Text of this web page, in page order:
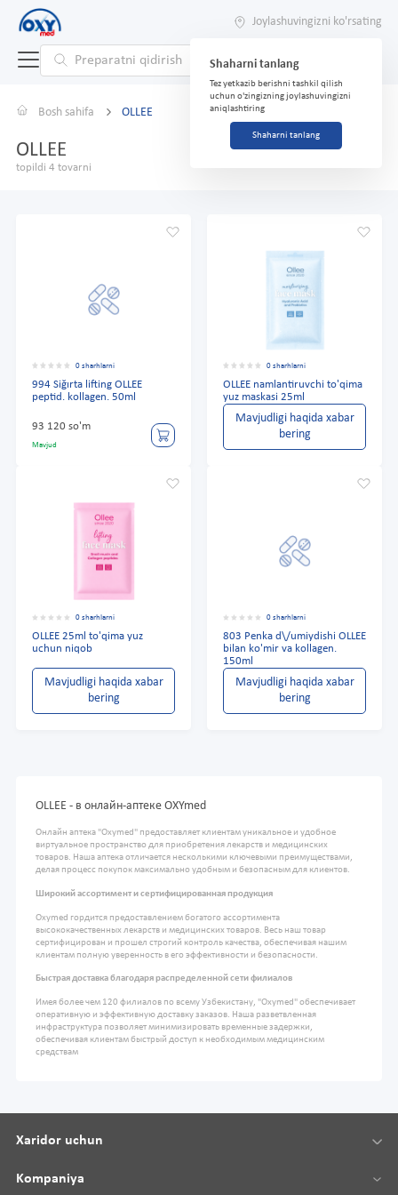
Joylashuvingizni ko'rsating
Shaharni tanlang
Tez yetkazib berishni tashkil qilish
uchun o'zingizning joylashuvingizni
aniqlashtiring
Shaharni tanlang
Bosh sahifa OLLEE
OLLEE
topildi 4 tovarni
0 sharhlarni
994 Siğırta lifting OLLEE
peptid. kollagen. 50ml
93 120 so'm
Mavjud
0 sharhlarni
OLLEE namlantiruvchi to'qima
yuz maskasi 25ml
Mavjudligi haqida xabar
bering
0 sharhlarni
OLLEE 25ml to'qima yuz
uchun niqob
Mavjudligi haqida xabar
bering
0 sharhlarni
803 Penka d\/umiydishi OLLEE
bilan ko'mir va kollagen.
150ml
Mavjudligi haqida xabar
bering
OLLEE - в онлайн-аптеке OXYmed
Онлайн аптека "Oxymed" предоставляет клиентам уникальное и удобное
виртуальное пространство для приобретения лекарств и медицинских
товаров. Наша аптека отличается несколькими ключевыми преимуществами,
делая процесс покупок максимально удобным и безопасным для клиентов.
Широкий ассортимент и сертифицированная продукция
Oxymed гордится предоставлением богатого ассортимента
высококачественных лекарств и медицинских товаров. Весь наш товар
сертифицирован и прошел строгий контроль качества, обеспечивая нашим
клиентам полную уверенность в его эффективности и безопасности.
Быстрая доставка благодаря распределенной сети филиалов
Имея более чем 120 филиалов по всему Узбекистану, "Oxymed" обеспечивает
оперативную и эффективную доставку заказов. Наша разветвленная
инфраструктура позволяет минимизировать временные задержки,
обеспечивая клиентам быстрый доступ к необходимым медицинским
средствам
Xaridor uchun
Kompaniya